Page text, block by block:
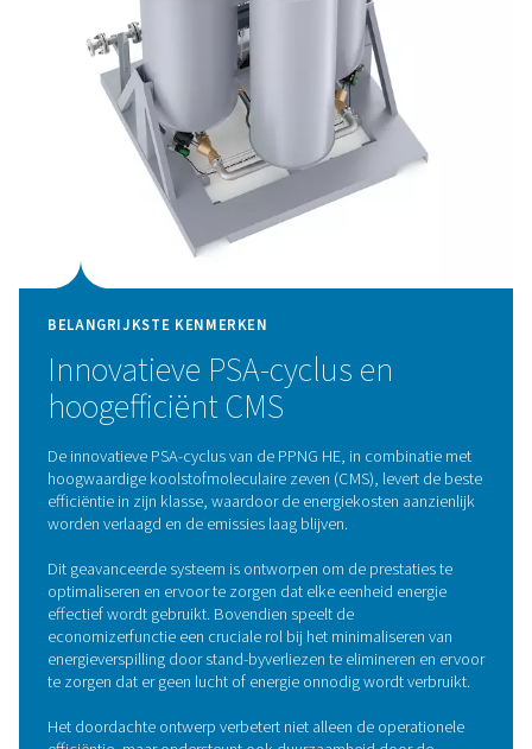
Pressure Swing-
adsorptietechnologie
De PPNG 100-800 HE stikstofgenerator maakt
geavanceerde Pressure Swing Adsorption (PSA)-
stikstof van andere gassen in de lucht door gebruik
van de onderscheidende adsorptie-
gasmoleculen bij verschillende drukken. Binnen het
wordt lucht door vaten geleid die
(CMS) bevatten, die selectief zuurstof en andere
adsorberen, waardoor stikstof als gezuiverd
passeren. Door af te wisselen tussen hoge en lage
verschillende vaten worden de CMS'en geregenereerd,
voor een continue en betrouwbare